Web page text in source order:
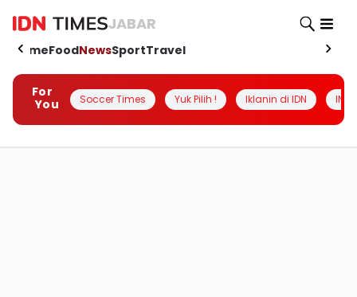
JABAR
HomeFoodNewsSportTravel
For
You
Soccer Times Yuk Pilih ! Iklanin di IDN